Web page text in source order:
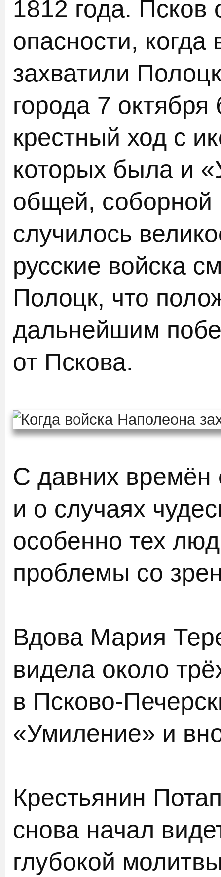
1812 года. Псков
опасности,
захватили
города 7
крестный ход с
которых была и
общей, соборной
случилось
русские войска
Полоцк, что
дальнейшим
от Пскова.
С давних времён
и о случаях
особенно тех
проблемы со
Вдова Мария
видела около
в Псково-
«Умиление» и
Крестьянин
снова начал
глубокой